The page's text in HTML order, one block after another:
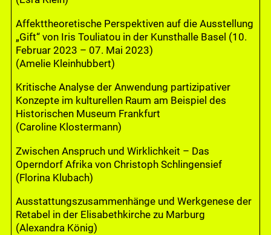
Affekttheoretische Perspektiven auf die Ausstellung
„Gift“ von Iris Touliatou in der Kunsthalle Basel (10.
Februar 2023 – 07. Mai 2023)
(Amelie Kleinhubbert)
Kritische Analyse der Anwendung partizipativer
Konzepte im kulturellen Raum am Beispiel des
Historischen Museum Frankfurt
(Caroline Klostermann)
Zwischen Anspruch und Wirklichkeit – Das
Operndorf Afrika von Christoph Schlingensief
(Florina Klubach)
Ausstattungszusammenhänge und Werkgenese der
Retabel in der Elisabethkirche zu Marburg
(Alexandra König)